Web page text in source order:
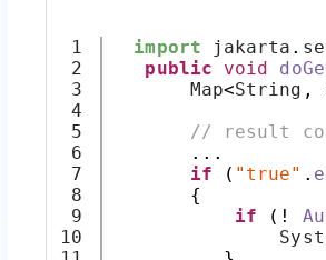
1
2
3
4
5
6
7
8
9
10
import jakarta .
public
void
Map<String ,
// result
...
if
( "true" .
{
if
(!